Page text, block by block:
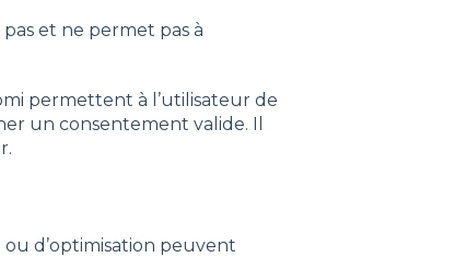
et ne permet pas à
permettent à l’utilisateur de
un consentement valide. Il
d’optimisation peuvent